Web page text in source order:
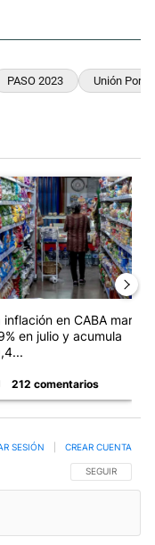
PASO 2023 Unión Por
qué
de tendencia con
inflación en CABA marcó
en julio y acumula
212 comentarios
SIGA ESTA
SEGUIR
SESIÓN CREAR CUENTA